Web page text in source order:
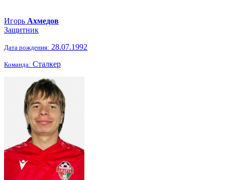
Игорь Ахмедов
Защитник
Дата рождения: 28.07.1992
Команда: Сталкер